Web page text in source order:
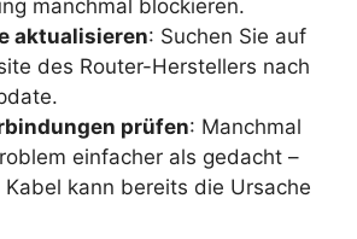
manchmal blockieren.
aktualisieren: Suchen Sie auf
des Router-Herstellers nach
prüfen: Manchmal
einfacher als gedacht –
Kabel kann bereits die Ursache